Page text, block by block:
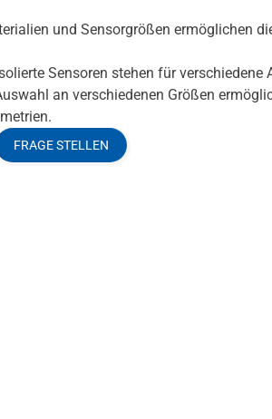
und Sensorgrößen ermöglichen
Sensoren stehen für
an verschiedenen Größen
FRAGE STELLEN